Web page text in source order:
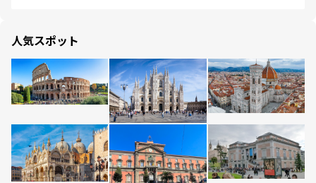
人気スポット